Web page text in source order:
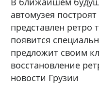
автомузея
представлен ретро
появится
предложит своим
восстановление
новости Грузии